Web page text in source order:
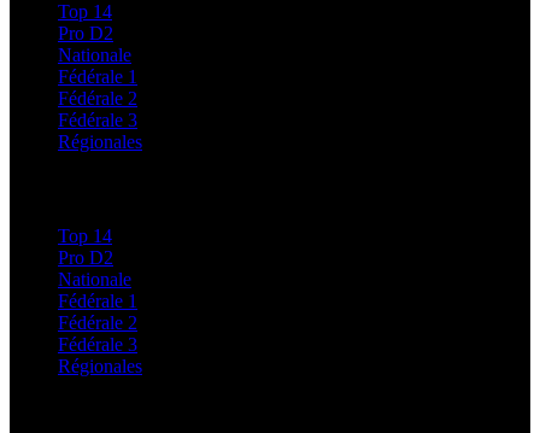
Top 14
Pro D2
Nationale
Fédérale 1
Fédérale 2
Fédérale 3
Régionales
Top 14
Pro D2
Nationale
Fédérale 1
Fédérale 2
Fédérale 3
Régionales